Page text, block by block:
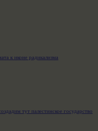
к иконе радикализма
тут палестинское государство